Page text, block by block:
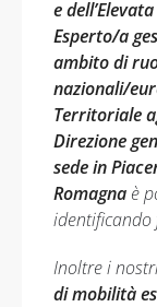
e
Esperto/a
ambito di
nazionali/
Territoriale
Direzione
sede in
Romagna è
identificando
Inoltre i
di mobilità